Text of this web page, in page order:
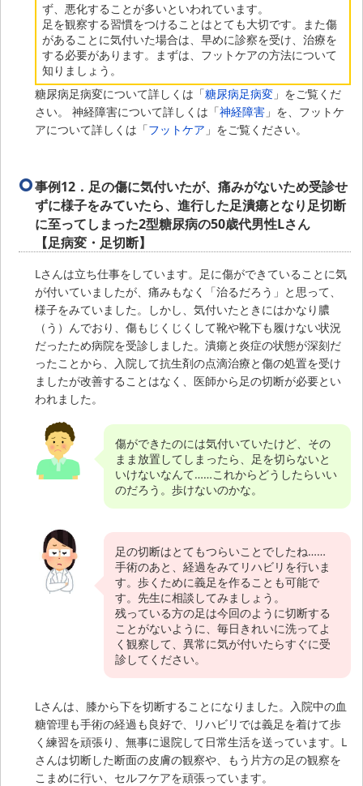
ず、悪化することが多いといわれています。
足を観察する習慣をつけることはとても大切です。また傷
があることに気付いた場合は、早めに診察を受け、治療を
する必要があります。まずは、フットケアの方法について
知りましょう。
糖尿病足病変について詳しくは「糖尿病足病変 」をご覧くだ
さい。 神経障害について詳しくは「神経障害 」を、フットケ
アについて詳しくは「フットケア 」をご覧ください。
事例12． 足の傷に気付いたが、痛みがないため受診せ
ずに様子をみていたら、進行した足潰瘍となり足切断
に至ってしまった2型糖尿病の50歳代男性Lさん
【足病変・足切断】
Lさんは立ち仕事をしています。足に傷ができていることに気
が付いていましたが、痛みもなく「治るだろう」と思って、
様子をみていました。しかし、気付いたときにはかなり膿
（う）んでおり、傷もじくじくして靴や靴下も履けない状況
だったため病院を受診しました。潰瘍と炎症の状態が深刻だ
ったことから、入院して抗生剤の点滴治療と傷の処置を受け
ましたが改善することはなく、医師から足の切断が必要とい
われました。
傷ができたのには気付いていたけど、その
まま放置してしまったら、足を切らないと
いけないなんて……これからどうしたらいい
のだろう。歩けないのかな。
足の切断はとてもつらいことでしたね……
手術のあと、経過をみてリハビリを行いま
す。歩くために義足を作ることも可能で
す。先生に相談してみましょう。
残っている方の足は今回のように切断する
ことがないように、毎日きれいに洗ってよ
く観察して、異常に気が付いたらすぐに受
診してください。
Lさんは、膝から下を切断することになりました。入院中の血
糖管理も手術の経過も良好で、リハビリでは義足を着けて歩
く練習を頑張り、無事に退院して日常生活を送っています。L
さんは切断した断面の皮膚の観察や、もう片方の足の観察を
こまめに行い、セルフケアを頑張っています。